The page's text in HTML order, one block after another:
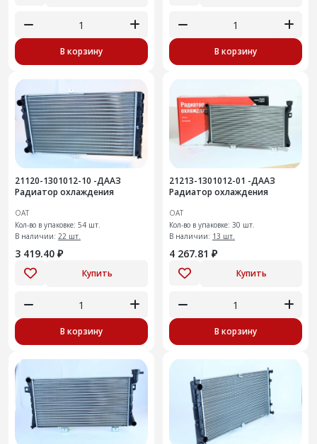
В корзину В корзину
21120-1301012-10 -ДААЗ
Радиатор охлаждения
ОАТ
Кол-во в упаковке: 54 шт.
В наличии: 22 шт.
3 419.40 ₽
Купить
В корзину
21213-1301012-01 -ДААЗ
Радиатор охлаждения
ОАТ
Кол-во в упаковке: 30 шт.
В наличии: 13 шт.
4 267.81 ₽
Купить
В корзину